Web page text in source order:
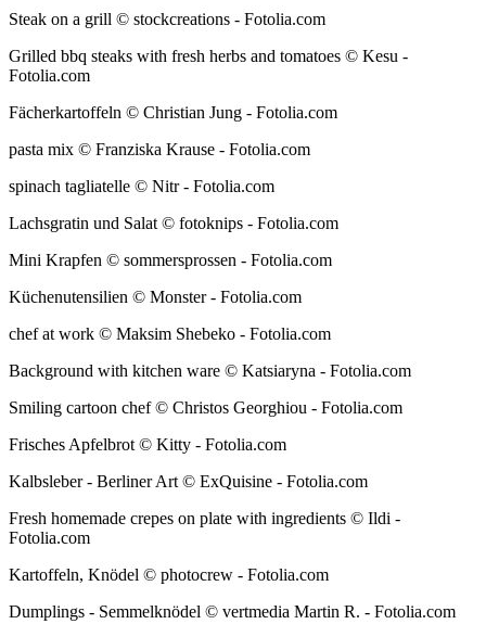
Steak on a grill © stockcreations - Fotolia.com
Grilled bbq steaks with fresh herbs and tomatoes © Kesu -
Fotolia.com
Fächerkartoffeln © Christian Jung - Fotolia.com
pasta mix © Franziska Krause - Fotolia.com
spinach tagliatelle © Nitr - Fotolia.com
Lachsgratin und Salat © fotoknips - Fotolia.com
Mini Krapfen © sommersprossen - Fotolia.com
Küchenutensilien © Monster - Fotolia.com
chef at work © Maksim Shebeko - Fotolia.com
Background with kitchen ware © Katsiaryna - Fotolia.com
Smiling cartoon chef © Christos Georghiou - Fotolia.com
Frisches Apfelbrot © Kitty - Fotolia.com
Kalbsleber - Berliner Art © ExQuisine - Fotolia.com
Fresh homemade crepes on plate with ingredients © Ildi -
Fotolia.com
Kartoffeln, Knödel © photocrew - Fotolia.com
Dumplings - Semmelknödel © vertmedia Martin R. - Fotolia.com